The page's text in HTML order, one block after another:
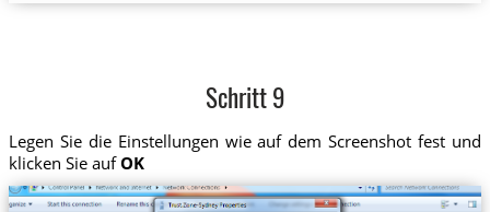
Schritt 9
Legen Sie die Einstellungen wie auf dem Screenshot fest und
klicken Sie aufOK